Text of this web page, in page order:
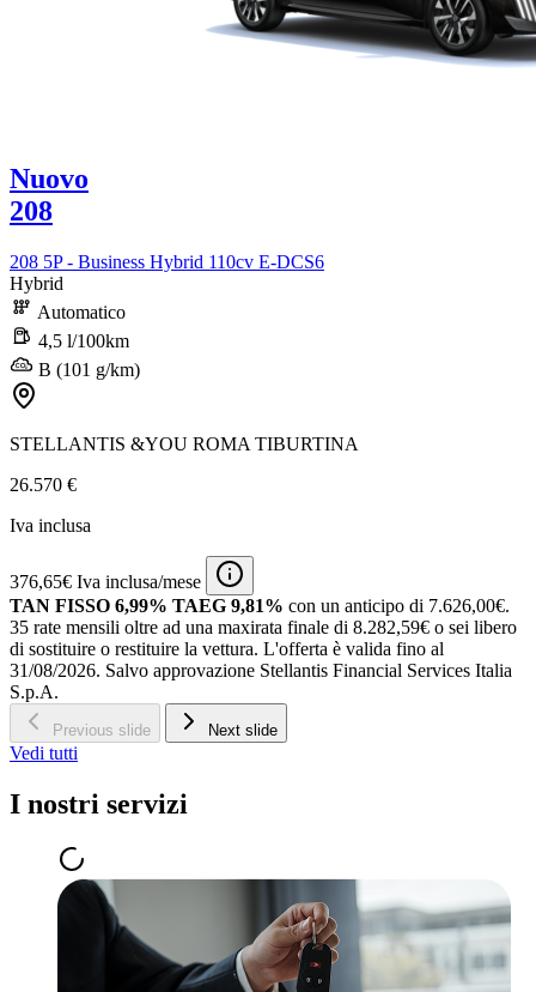
Nuovo
208
208 5P - Business Hybrid 110cv E-DCS6
Hybrid
Automatico
4,5 l/100km
B (101 g/km)
STELLANTIS &YOU ROMA TIBURTINA
26.570 €
Iva inclusa
376,65€ Iva inclusa/mese
TAN FISSO 6,99% TAEG 9,81% con un anticipo di 7.626,00€.
35 rate mensili oltre ad una maxirata finale di 8.282,59€ o sei libero
di sostituire o restituire la vettura. L'offerta è valida fino al
31/08/2026. Salvo approvazione Stellantis Financial Services Italia
S.p.A.
Previous slide Next slide
Vedi tutti
I nostri servizi